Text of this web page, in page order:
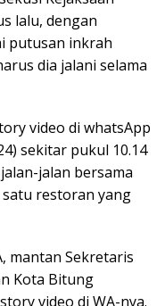
lalu, dengan
putusan inkrah
dia jalani selama
video di whatsApp
sekitar pukul 10.14
jalan bersama
satu restoran yang
mantan Sekretaris
Kota Bitung
video di WA-nya.